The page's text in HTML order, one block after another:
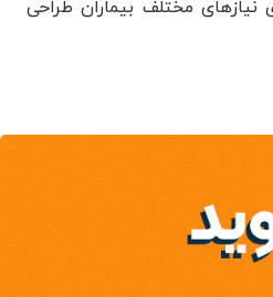
مختلف بیماران طراحی